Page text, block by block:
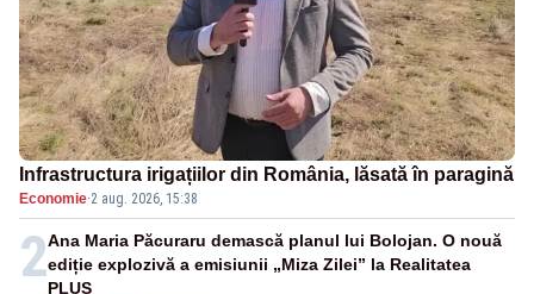
Infrastructura irigațiilor din România, lăsată în paragină
Economie·2 aug. 2026, 15:38
2Ana Maria Păcuraru demască planul lui Bolojan. O nouă
ediție explozivă a emisiunii „Miza Zilei” la Realitatea
PLUS